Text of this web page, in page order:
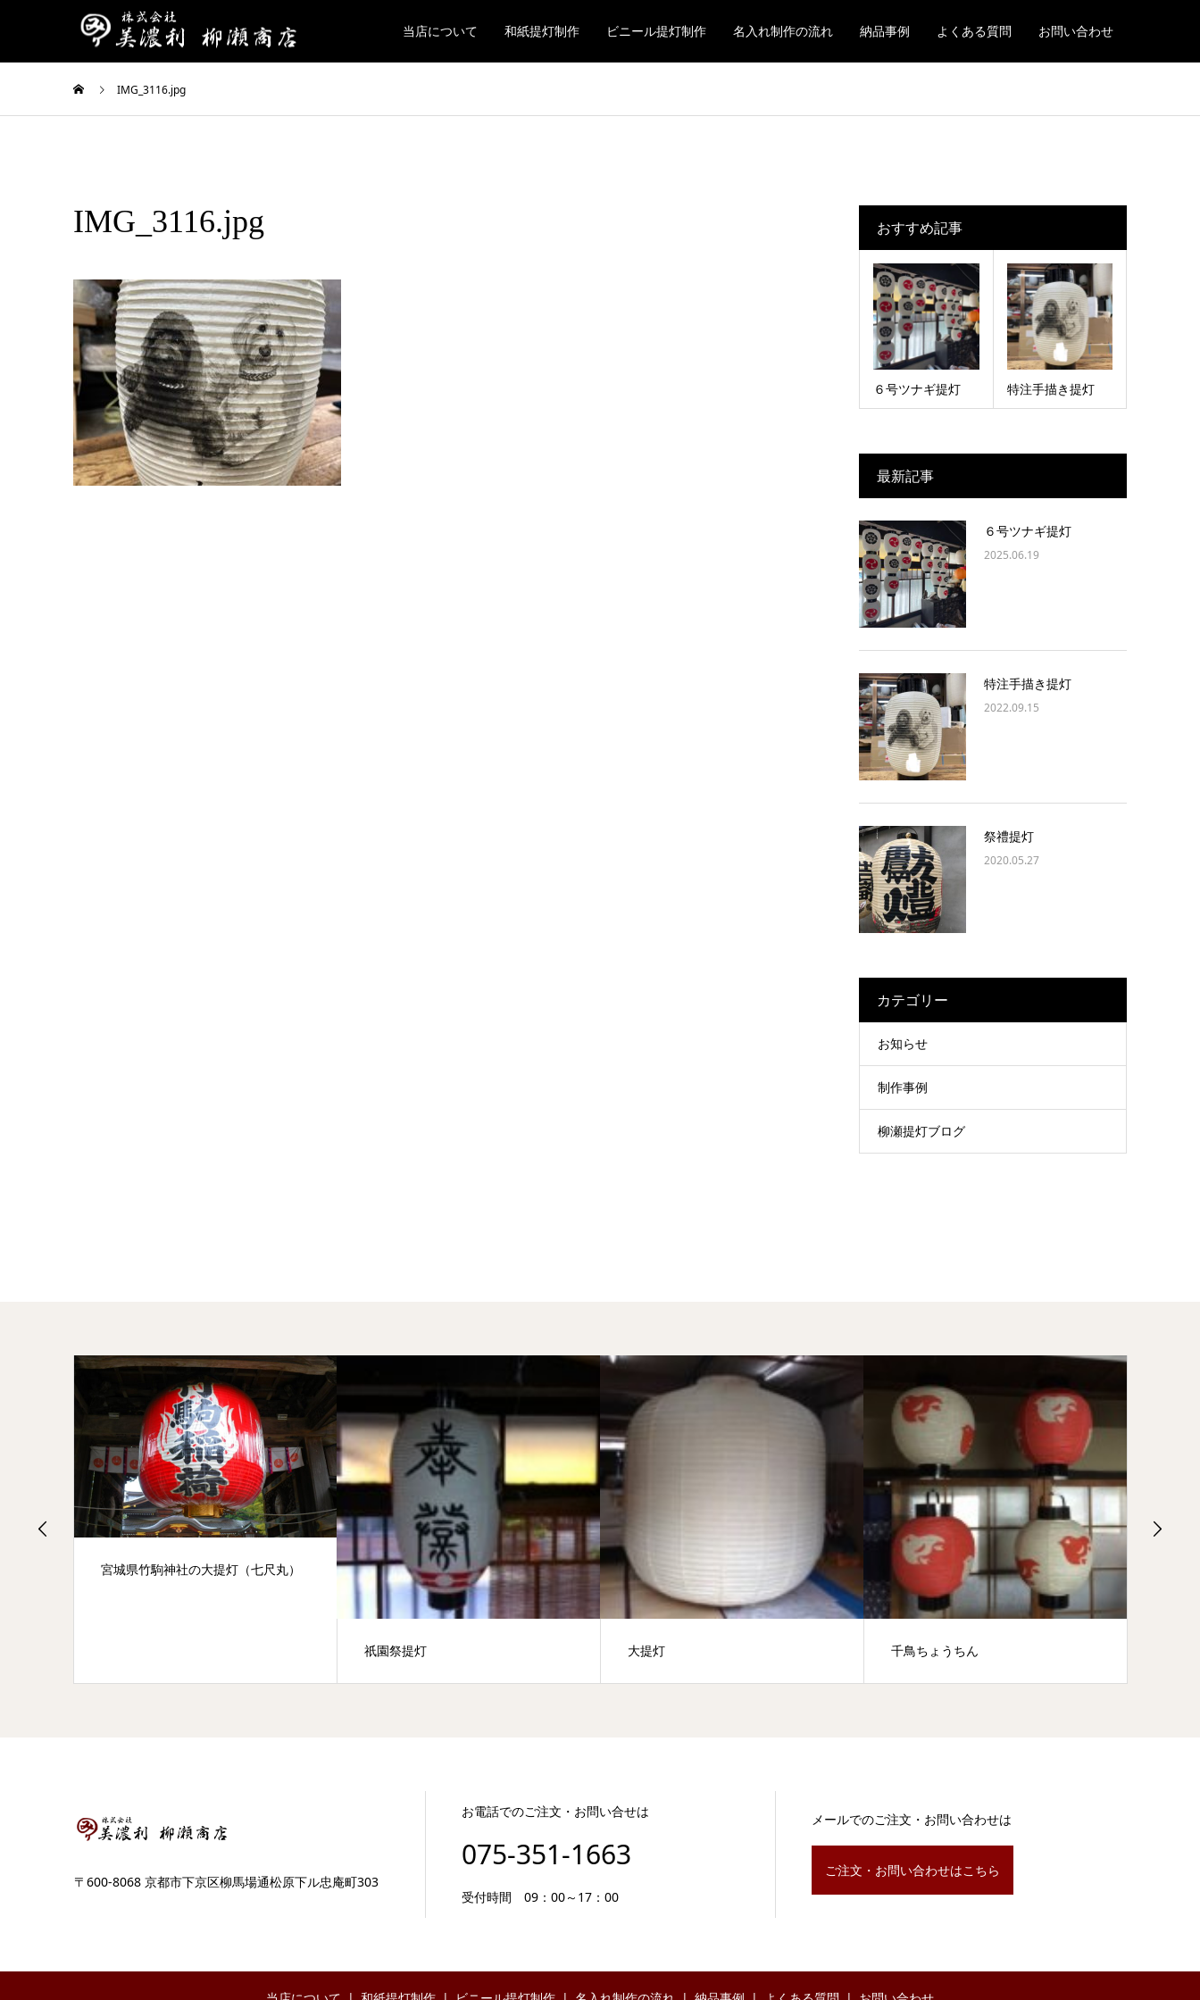
当店について 和紙提灯制作 ビニール提灯制作 名入れ制作の流れ 納品事例 よくある質問 お問い合わせ
IMG_3116.jpg
IMG_3116.jpg おすすめ記事
６号ツナギ提灯 特注手描き提灯
最新記事
６号ツナギ提灯
2025.06.19
特注手描き提灯
2022.09.15
祭禮提灯
2020.05.27
カテゴリー
お知らせ
制作事例
柳瀬提灯ブログ
宮城県竹駒神社の大提灯（七尺丸）
祇園祭提灯 大提灯 千鳥ちょうちん
〒600-8068 京都市下京区柳馬場通松原下ル忠庵町303
お電話でのご注文・お問い合せは
075-351-1663
受付時間 09：00～17：00
メールでのご注文・お問い合わせは
ご注文・お問い合わせはこちら